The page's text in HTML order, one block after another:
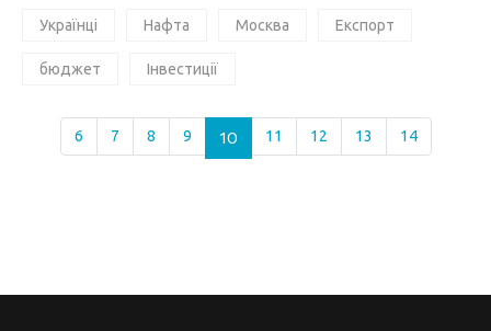
Українці Нафта Москва Експорт
бюджет Інвестиції
6 7 8 9 10 11 12 13 14